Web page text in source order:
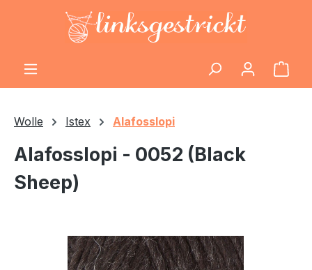
Zum Hauptinhalt springen
Wolle Istex Alafosslopi
Alafosslopi - 0052 (Black
Sheep)
Bildergalerie überspringen